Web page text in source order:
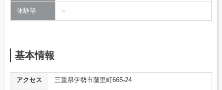
体験等 －
基本情報
アクセス
三重県伊勢市藤里町665-24